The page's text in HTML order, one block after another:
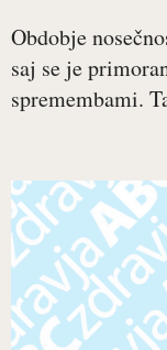
Obdobje
saj se je
spremembami.